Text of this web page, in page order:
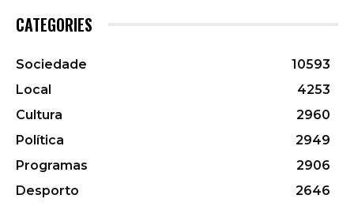
CATEGORIES
Sociedade
10593
Local
4253
Cultura
2960
Política
2949
Programas
2906
Desporto
2646